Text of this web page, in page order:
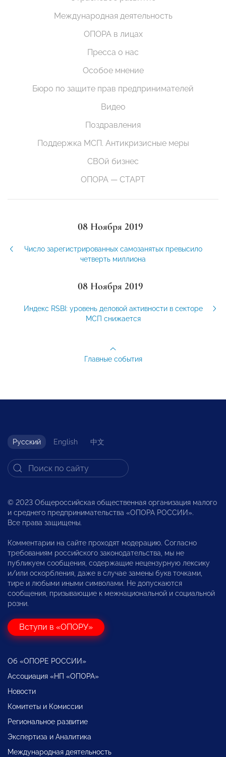
Международная деятельность
ОПОРА в лицах
Пресса о нас
Особое мнение
Бюро по защите прав предпринимателей
Видео
Поздравления
Поддержка МСП. Антикризисные меры
СВОй бизнес
ОПОРА — СТАРТ
08 Ноября 2019
Число зарегистрированных самозанятых превысило
четверть миллиона
08 Ноября 2019
Индекс RSBI: уровень деловой активности в секторе
МСП снижается
Главные события
Русский English 中文
© 2023 Общероссийская общественная организация малого
и среднего предпринимательства «ОПОРА РОССИИ».
Все права защищены.
Комментарии на сайте проходят модерацию. Согласно
требованиям российского законодательства, мы не
публикуем сообщения, содержащие нецензурную лексику
и/или оскорбления, даже в случае замены букв точками,
тире и любыми иными символами. Не допускаются
сообщения, призывающие к межнациональной и социальной
розни.
Вступи в «ОПОРУ»
Об «ОПОРЕ РОССИИ»
Ассоциация «НП «ОПОРА»
Новости
Комитеты и Комиссии
Региональное развитие
Экспертиза и Аналитика
Международная деятельность